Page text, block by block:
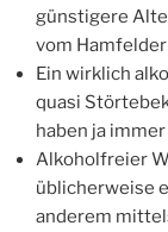
günstigere
vom Hamfelder
Ein wirklich
quasi
haben ja
Alkoholfreier
üblicherweise
anderem